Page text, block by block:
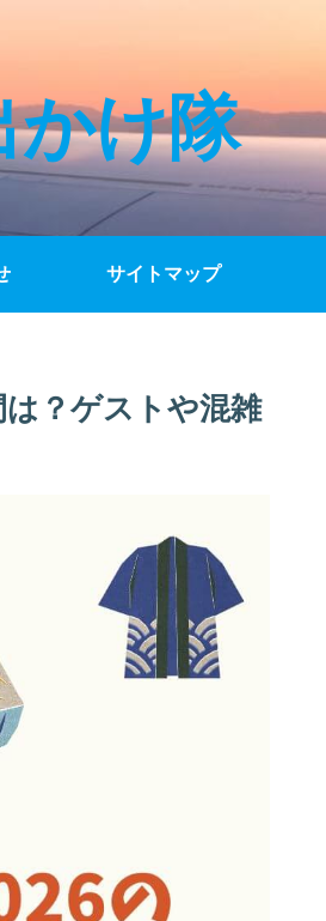
かけ隊
サイトマップ
？ゲストや混雑